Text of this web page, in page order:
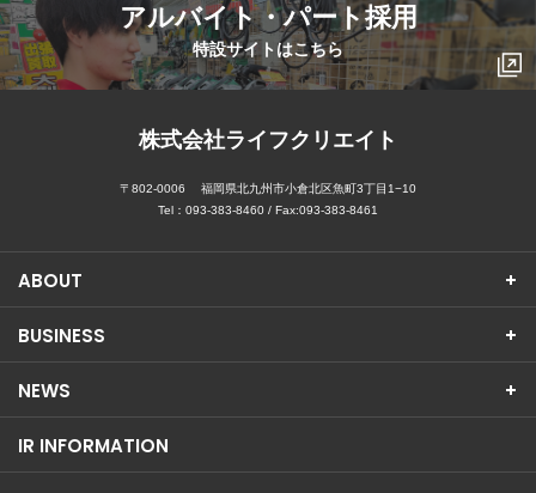
アルバイト・パート採用
特設サイトはこちら
株式会社ライフクリエイト
〒802-0006
福岡県北九州市小倉北区魚町3丁目1−10
Tel： 093-383-8460 / Fax:093-383-8461
ABOUT
BUSINESS
NEWS
IR INFORMATION